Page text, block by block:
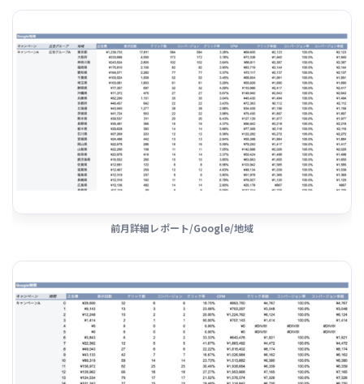
前月詳細レポート/Google/地域